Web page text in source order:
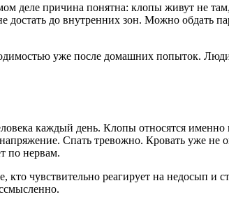
деле причина понятна: клопы живут не
до внутренних зон. Можно обдать
уже после домашних попыток.
каждый день. Клопы относятся
Спать тревожно. Кровать уже не
по нервам.
чувствительно реагирует на недосып и